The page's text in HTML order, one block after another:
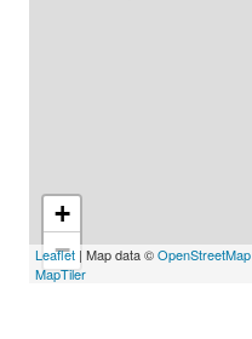
+
−
Leaflet | Map data ©OpenStreetMap
MapTiler